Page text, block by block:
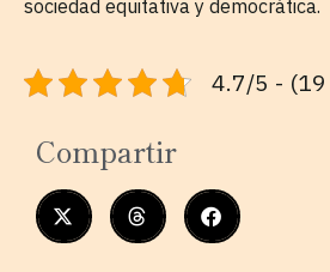
sociedad equitativa y democrática.
4.7/5 - (19
Compartir